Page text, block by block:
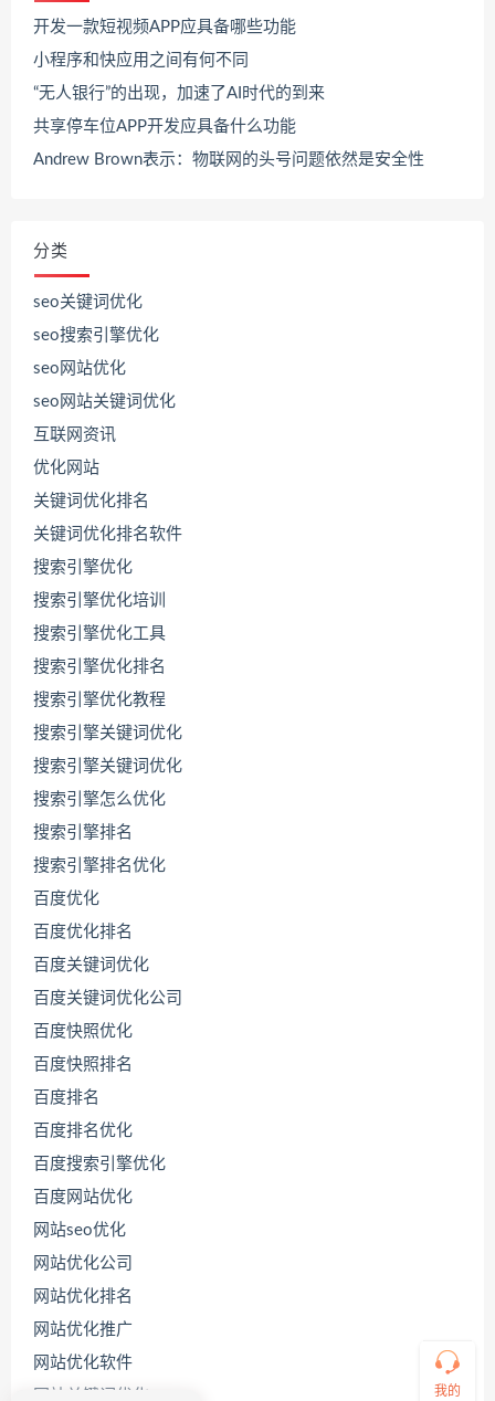
开发一款短视频APP应具备哪些功能
小程序和快应用之间有何不同
“无人银行”的出现，加速了AI时代的到来
共享停车位APP开发应具备什么功能
Andrew Brown表示：物联网的头号问题依然是安全性
分类
seo关键词优化
seo搜索引擎优化
seo网站优化
seo网站关键词优化
互联网资讯
优化网站
关键词优化排名
关键词优化排名软件
搜索引擎优化
搜索引擎优化培训
搜索引擎优化工具
搜索引擎优化排名
搜索引擎优化教程
搜索引擎关键词优化
搜索引擎关键词优化
搜索引擎怎么优化
搜索引擎排名
搜索引擎排名优化
百度优化
百度优化排名
百度关键词优化
百度关键词优化公司
百度快照优化
百度快照排名
百度排名
百度排名优化
百度搜索引擎优化
百度网站优化
网站seo优化
网站优化公司
网站优化排名
网站优化推广
网站优化软件
我的
您
的